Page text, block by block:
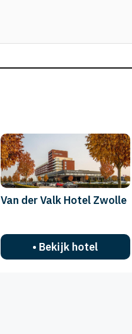
Van der Valk Hotel Zwolle
• Bekijk hotel